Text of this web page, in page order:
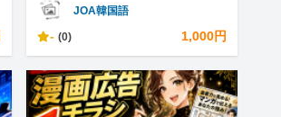
JOA韓国語
- (0) 1,000円